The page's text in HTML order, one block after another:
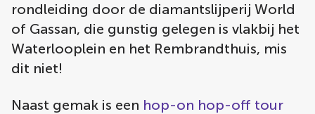
rondleiding door de diamantslijperij World
of Gassan, die gunstig gelegen is vlakbij het
Waterlooplein en het Rembrandthuis, mis
dit niet!
Naast gemak is een hop-on hop-off tour